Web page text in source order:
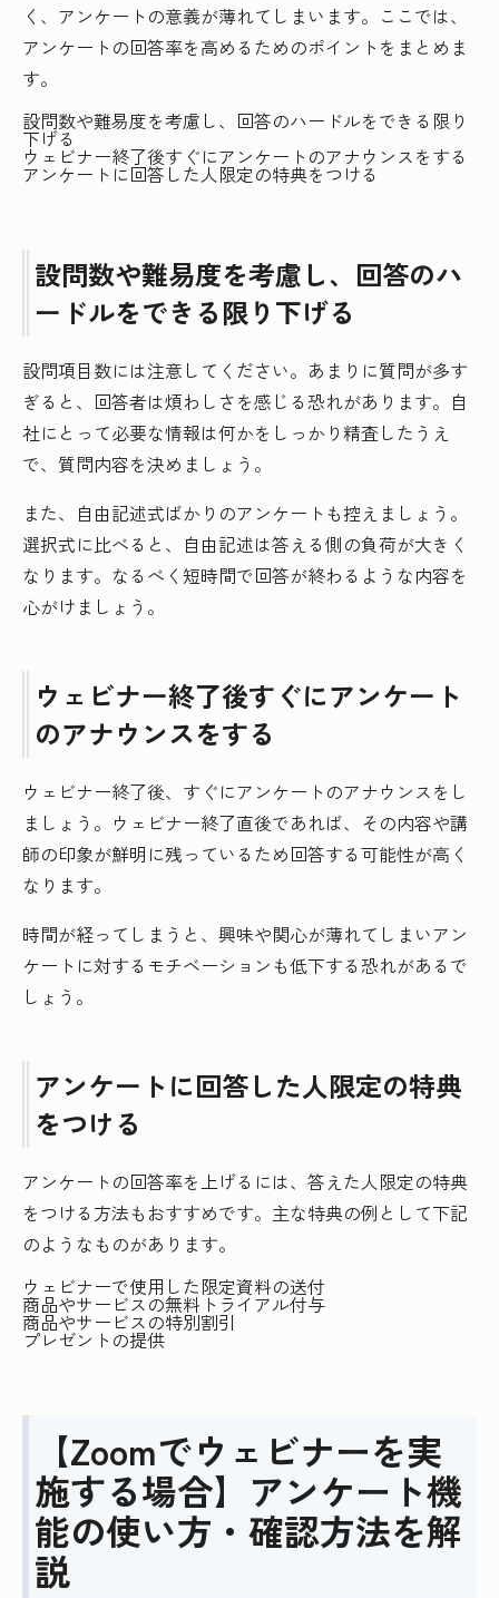
く、アンケートの意義が薄れてしまいます。ここでは、
アンケートの回答率を高めるためのポイントをまとめま
す。
設問数や難易度を考慮し、回答のハードルをできる限り
下げる
ウェビナー終了後すぐにアンケートのアナウンスをする
アンケートに回答した人限定の特典をつける
設問数や難易度を考慮し、回答のハ
ードルをできる限り下げる
設問項目数には注意してください。あまりに質問が多す
ぎると、回答者は煩わしさを感じる恐れがあります。自
社にとって必要な情報は何かをしっかり精査したうえ
で、質問内容を決めましょう。
また、自由記述式ばかりのアンケートも控えましょう。
選択式に比べると、自由記述は答える側の負荷が大きく
なります。なるべく短時間で回答が終わるような内容を
心がけましょう。
ウェビナー終了後すぐにアンケート
のアナウンスをする
ウェビナー終了後、すぐにアンケートのアナウンスをし
ましょう。ウェビナー終了直後であれば、その内容や講
師の印象が鮮明に残っているため回答する可能性が高く
なります。
時間が経ってしまうと、興味や関心が薄れてしまいアン
ケートに対するモチベーションも低下する恐れがあるで
しょう。
アンケートに回答した人限定の特典
をつける
アンケートの回答率を上げるには、答えた人限定の特典
をつける方法もおすすめです。主な特典の例として下記
のようなものがあります。
ウェビナーで使用した限定資料の送付
商品やサービスの無料トライアル付与
商品やサービスの特別割引
プレゼントの提供
【Zoomでウェビナーを実
施する場合】アンケート機
能の使い方・確認方法を解
説